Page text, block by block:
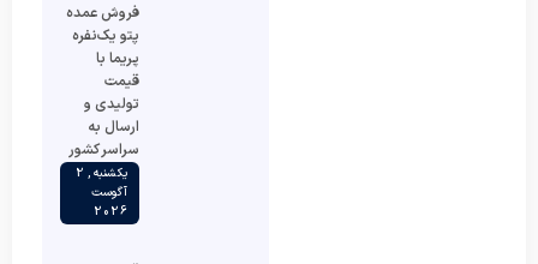
فروش عمده
پتو یک‌نفره
پریما با
قیمت
تولیدی و
ارسال به
سراسر کشور
یکشنبه , 2
آگوست
2026